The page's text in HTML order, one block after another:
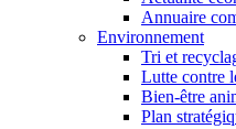
Annuaire
Environnement
Tri et
Lutte contre
Bien-être
Plan